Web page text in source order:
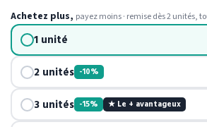
Achetez plus, payez moins · remise dès 2 unités,
1 unité
2 unités -10%
3 unités -15% ★ Le + avantageux